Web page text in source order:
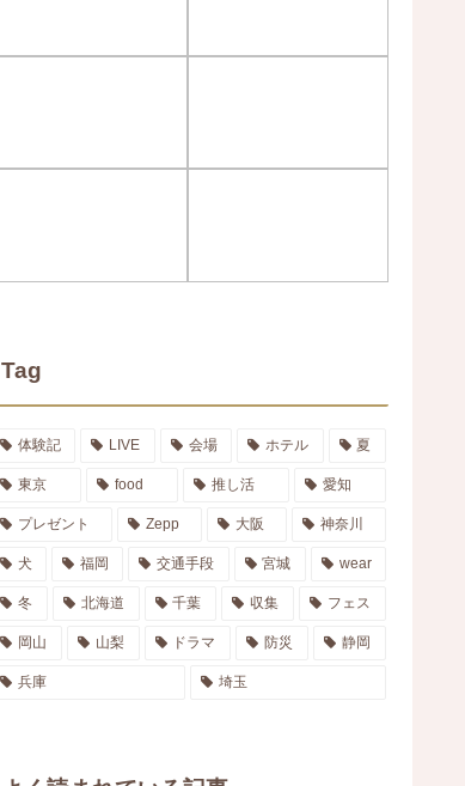
Tag
体験記 LIVE 会場 ホテル 夏
東京 food 推し活 愛知
プレゼント Zepp 大阪 神奈川
犬 福岡 交通手段 宮城 wear
冬 北海道 千葉 収集 フェス
岡山 山梨 ドラマ 防災 静岡
兵庫 埼玉